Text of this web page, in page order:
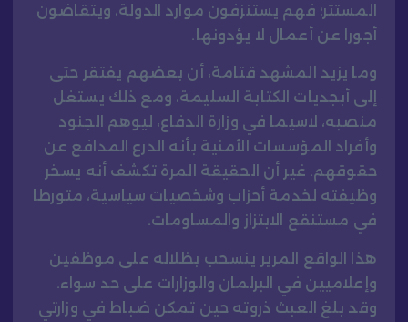
المستتر؛ فهم يستنزفون موارد الدولة، ويتقاضون
أجورا عن أعمال لا يؤدونها.
وما يزيد المشهد قتامة، أن بعضهم يفتقر حتى
إلى أبجديات الكتابة السليمة، ومع ذلك يستغل
منصبه، لاسيما في وزارة الدفاع، ليوهم الجنود
وأفراد المؤسسات الأمنية بأنه الدرع المدافع عن
حقوقهم. غير أن الحقيقة المرة تكشف أنه يسخر
وظيفته لخدمة أحزاب وشخصيات سياسية، متورطا
في مستنقع الابتزاز والمساومات.
هذا الواقع المرير ينسحب بظلاله على موظفين
وإعلاميين في البرلمان والوزارات على حد سواء.
وقد بلغ العبث ذروته حين تمكن ضباط في وزارتي